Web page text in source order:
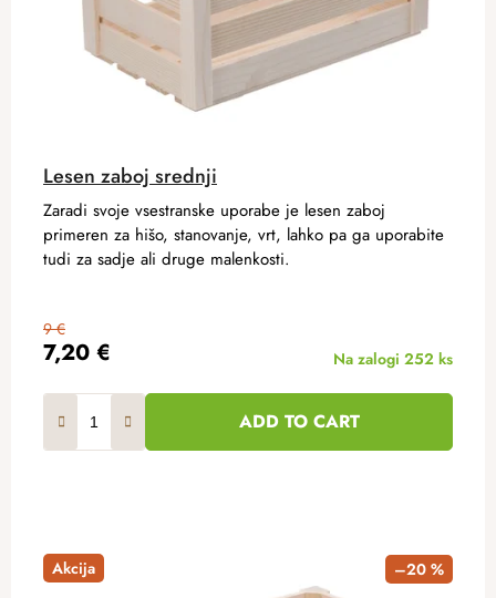
Lesen zaboj srednji
7,20 €
9 €
Na zalogi 252 ks
ADD TO CART
Zaradi svoje vsestranske uporabe je lesen zaboj
primeren za hišo, stanovanje, vrt, lahko pa ga uporabite
tudi za sadje ali druge malenkosti.
Akcija –20 %